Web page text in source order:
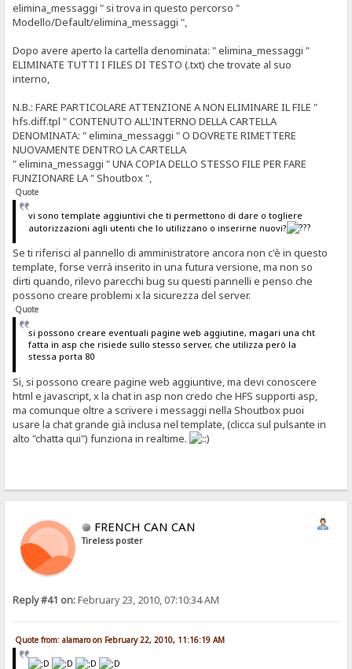
elimina_messaggi " si trova in questo percorso "
Modello/Default/elimina_messaggi ",
Dopo avere aperto la cartella denominata: " elimina_messaggi "
ELIMINATE TUTTI I FILES DI TESTO (.txt) che trovate al suo
interno,
N.B.: FARE PARTICOLARE ATTENZIONE A NON ELIMINARE IL FILE "
hfs.diff.tpl " CONTENUTO ALL'INTERNO DELLA CARTELLA
DENOMINATA: " elimina_messaggi " O DOVRETE RIMETTERE
NUOVAMENTE DENTRO LA CARTELLA
" elimina_messaggi " UNA COPIA DELLO STESSO FILE PER FARE
FUNZIONARE LA " Shoutbox ",
Quote
vi sono template aggiuntivi che ti permettono di dare o togliere
autorizzazioni agli utenti che lo utilizzano o inserirne nuovi?
Se ti riferisci al pannello di amministratore ancora non c'è in questo
template, forse verrà inserito in una futura versione, ma non so
dirti quando, rilevo parecchi bug su questi pannelli e penso che
possono creare problemi x la sicurezza del server.
Quote
si possono creare eventuali pagine web aggiutine, magari una cht
fatta in asp che risiede sullo stesso server, che utilizza però la
stessa porta 80
Si, si possono creare pagine web aggiuntive, ma devi conoscere
html e javascript, x la chat in asp non credo che HFS supporti asp,
ma comunque oltre a scrivere i messaggi nella Shoutbox puoi
usare la chat grande già inclusa nel template, (clicca sul pulsante in
alto "chatta qui") funziona in realtime.
FRENCH CAN CAN
Tireless poster
Reply #41 on:February 23, 2010, 07:10:34 AM
Quote from: alamaro on February 22, 2010, 11:16:19 AM